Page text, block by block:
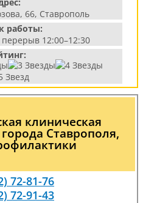
66, Ставрополь
работы:
12:00–12:30
клиническая
Ставрополя,
72-81-76
72-91-43